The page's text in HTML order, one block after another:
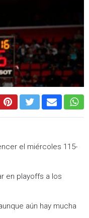
el miércoles 115-
en playoffs a los
aún hay mucha